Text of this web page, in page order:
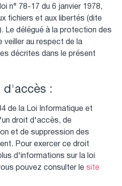
n° 78-17 du 6 janvier 1978,
fichiers et aux libertés (dite
Le délégué à la protection des
veiller au respect de la
décrites dans le présent
:
de la Loi Informatique et
droit d'accès, de
et de suppression des
Pour exercer ce droit
d'informations sur la loi
pouvez consulter lesite